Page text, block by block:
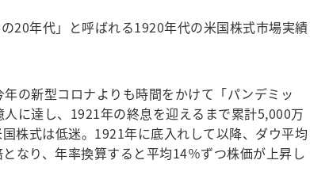
20年代」と呼ばれる1920年代の米国株式市場実績
の新型コロナよりも時間をかけて「パンデミッ
に達し、1921年の終息を迎えるまで累計5,000万
株式は低迷。1921年に底入れして以降、ダウ平均
なり、年率換算すると平均14％ずつ株価が上昇し